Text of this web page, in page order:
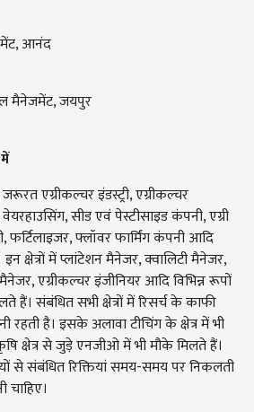
आनंद
मैनेजमेंट, जयपुर
एग्रीकल्चर इंडस्ट्री, एग्रीकल्चर
सीड एवं पेस्टीसाइड कंपनी, एग्री
फर्टिलाइजर, फ्लॉवर फार्मिंग कंपनी आदि
इन क्षेत्रों में प्लांटेशन मैनेजर, क्वालिटी मैनेजर,
एग्रीकल्चर इंजीनियर आदि विभिन्न रूपों
संबंधित सभी क्षेत्रों में रिसर्च के काफी
रहती है। इसके अलावा टीचिंग के क्षेत्र में भी
क्षेत्र से जुड़े एनजीओ में भी मौके मिलते हैं।
से संबंधित रिक्तियां समय-समय पर निकलती